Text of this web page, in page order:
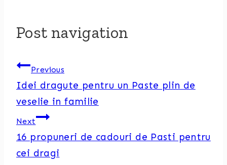
Post navigation
Previous
Idei dragute pentru un Paste plin de
veselie in familie
Next
16 propuneri de cadouri de Pasti pentru
cei dragi